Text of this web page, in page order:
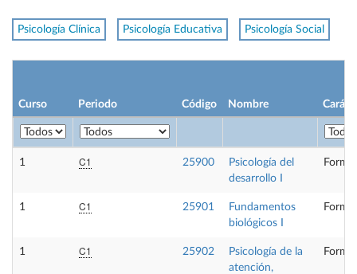
Psicología Clínica Psicología Educativa Psicología Social
Curso Periodo Código Nombre
1 C1 25900
Psicología del
desarrollo I
1 C1 25901
Fundamentos
biológicos I
1 C1 25902
Psicología de la
atención,